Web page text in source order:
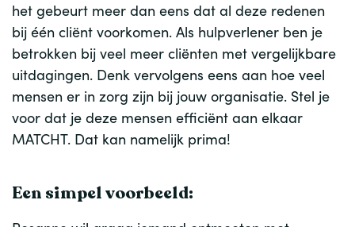
het gebeurt meer dan eens dat al deze redenen
bij één cliënt voorkomen. Als hulpverlener ben je
betrokken bij veel meer cliënten met vergelijkbare
uitdagingen. Denk vervolgens eens aan hoe veel
mensen er in zorg zijn bij jouw organisatie. Stel je
voor dat je deze mensen efficiënt aan elkaar
MATCHT. Dat kan namelijk prima!
Een simpel voorbeeld: